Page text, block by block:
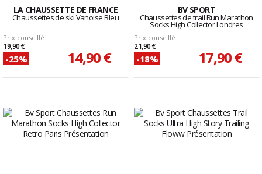
LA CHAUSSETTE DE FRANCE
Chaussettes de ski Vanoise Bleu
Prix conseillé
19,90 €
-25% 14,90 €
BV SPORT
Chaussettes de trail Run Marathon
Socks High Collector Londres
Prix conseillé
21,90 €
-18% 17,90 €